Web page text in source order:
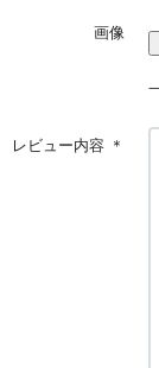
画像
レビュー内容 ＊